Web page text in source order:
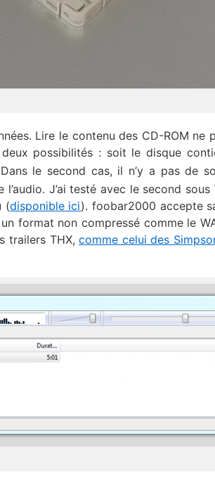
Lire le contenu des CD-ROM ne
possibilités : soit le disque
le second cas, il n’y a pas de
J’ai testé avec le second
(disponible ici). foobar2000 accepte
format non compressé comme le
trailers THX,comme celui des